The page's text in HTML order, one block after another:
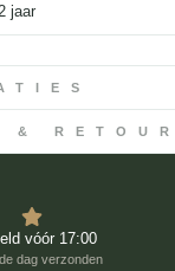
2 jaar
& RETOUR
vóór 17:00
dag verzonden